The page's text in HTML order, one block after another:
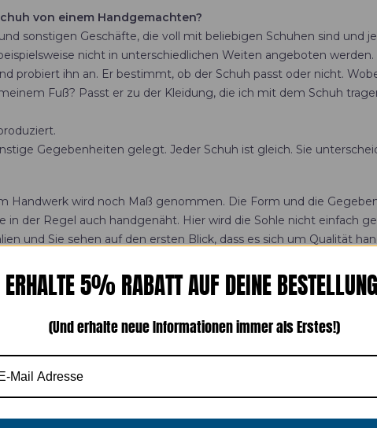
von einem Handgemachten?
sonstigen Geschäfte, die voll mit beliebigen Schuhen sind und
nicht in unterschiedlichen Weiten angeboten
probiert ihn an. Er bestimmt, ob der Schuh passt oder nicht.
Fuß? Passt er zu der Kleidung, die ich mit dem Schuh
Gegebenheiten gelegt. Jeder Schuh ist gleich. Sie
Handwerk wird noch Maß genommen. Die Form und die
der Regel auch handgenäht. Hier wird die Sohle nicht einfach
und Sie sehen auf den ersten Blick, dass es sich um Qualität
bieten sich dem Kunden dadurch?
darauf, welche Funktionen der Computer mit sich
sich im Vorfeld, äußern Ihre Wünsche und suchen sich
Schuh suchen Sie im Vorfeld hochwertige
an Ihre Füße viel besser an als Kunstleder oder einfaches
angenehmes Laufen im Schuh ermöglicht, ist immer besser als
ERHALTE 5% RABATT AUF DEINE
(Und erhalte neue Informationen immer als Erstes!)